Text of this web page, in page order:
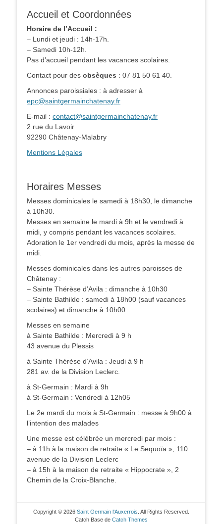
Accueil et Coordonnées
Horaire de l’Accueil :
– Lundi et jeudi : 14h-17h.
– Samedi 10h-12h.
Pas d’accueil pendant les vacances scolaires.
Contact pour des obsèques : 07 81 50 61 40.
Annonces paroissiales : à adresser à
epc@saintgermainchatenay.fr
E-mail : contact@saintgermainchatenay.fr
2 rue du Lavoir
92290 Châtenay-Malabry
Mentions Légales
Horaires Messes
Messes dominicales le samedi à 18h30, le dimanche
à 10h30.
Messes en semaine le mardi à 9h et le vendredi à
midi, y compris pendant les vacances scolaires.
Adoration le 1er vendredi du mois, après la messe de
midi.
Messes dominicales dans les autres paroisses de
Châtenay :
– Sainte Thérèse d’Avila : dimanche à 10h30
– Sainte Bathilde : samedi à 18h00 (sauf vacances
scolaires) et dimanche à 10h00
Messes en semaine
à Sainte Bathilde : Mercredi à 9 h
43 avenue du Plessis
à Sainte Thérèse d’Avila : Jeudi à 9 h
281 av. de la Division Leclerc.
à St-Germain : Mardi à 9h
à St-Germain : Vendredi à 12h05
Le 2e mardi du mois à St-Germain : messe à 9h00 à
l’intention des malades
Une messe est célébrée un mercredi par mois :
– à 11h à la maison de retraite « Le Sequoïa », 110
avenue de la Division Leclerc
– à 15h à la maison de retraite « Hippocrate », 2
Chemin de la Croix-Blanche.
Copyright © 2026 Saint Germain l'Auxerrois . All Rights Reserved.
Catch Base de Catch Themes